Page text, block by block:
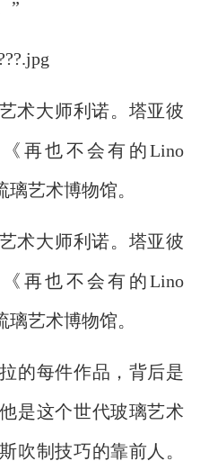
”
艺术大师利诺。塔亚彼
再也不会有的Lino
璃艺术博物馆。
大师利诺。塔亚彼
再也不会有的Lino
璃艺术博物馆。
每件作品，背后是
是这个世代玻璃艺术
吹制技巧的靠前人。